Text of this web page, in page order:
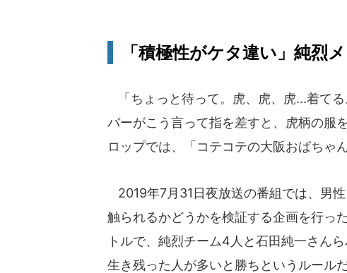
「積極性がケタ違い」純烈
「ちょっと待って。虎、虎、虎...着て
バーがこう言って指を差すと、虎柄の服
ロップでは、「コテコテの大阪おばちゃ
2019年7月31日夜放送の番組では、男
触られるかどうかを検証する企画を行っ
トルで、純烈チーム4人と石田純一さん
生き残った人が多いと勝ちというルールだ